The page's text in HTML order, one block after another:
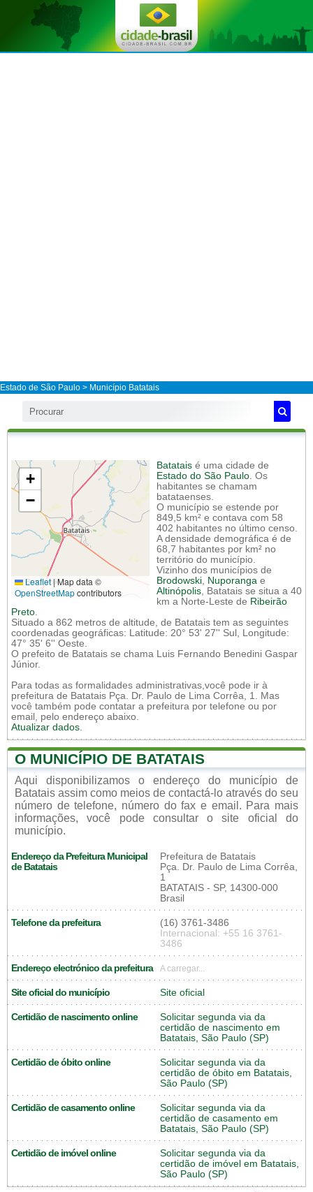
Estado de São Paulo > Município Batatais
+
−
Leaflet|Map data ©
OpenStreetMapcontributors
Batatais é uma cidade de
Estado do São Paulo. Os
habitantes se chamam
batataenses.
O município se estende por
849,5 km² e contava com 58
402 habitantes no último censo.
A densidade demográfica é de
68,7 habitantes por km² no
território do município.
Vizinho dos municípios de
Brodowski, Nuporanga e
Altinópolis, Batatais se situa a 40
km a Norte-Leste de Ribeirão
Preto.
Situado a 862 metros de altitude, de Batatais tem as seguintes
coordenadas geográficas: Latitude: 20° 53' 27'' Sul, Longitude:
47° 35' 6'' Oeste.
O prefeito de Batatais se chama Luis Fernando Benedini Gaspar
Júnior.
Para todas as formalidades administrativas,você pode ir à
prefeitura de Batatais Pça. Dr. Paulo de Lima Corrêa, 1. Mas
você também pode contatar a prefeitura por telefone ou por
email, pelo endereço abaixo.
Atualizar dados.
O MUNICÍPIO DE BATATAIS
Aqui disponibilizamos o endereço do município de
Batatais assim como meios de contactá-lo através do seu
número de telefone, número do fax e email. Para mais
informações, você pode consultar o site oficial do
município.
Endereço da Prefeitura Municipal
de Batatais
Prefeitura de Batatais
Pça. Dr. Paulo de Lima Corrêa,
1
BATATAIS - SP, 14300-000
Brasil
Telefone da prefeitura
(16) 3761-3486
Internacional: +55 16 3761-
3486
Endereço electrónico da prefeitura A carregar...
Site oficial do município Site oficial
Certidão de nascimento online
Solicitar segunda via da
certidão de nascimento em
Batatais, São Paulo (SP)
Certidão de óbito online
Solicitar segunda via da
certidão de óbito em Batatais,
São Paulo (SP)
Certidão de casamento online
Solicitar segunda via da
certidão de casamento em
Batatais, São Paulo (SP)
Certidão de imóvel online
Solicitar segunda via da
certidão de imóvel em Batatais,
São Paulo (SP)